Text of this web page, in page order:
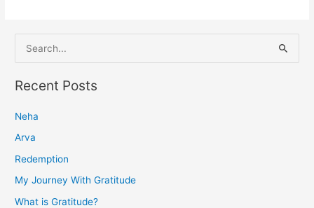
e
a
c
h
f
o
Recent Posts
Neha
Arva
Redemption
My Journey With Gratitude
What is Gratitude?